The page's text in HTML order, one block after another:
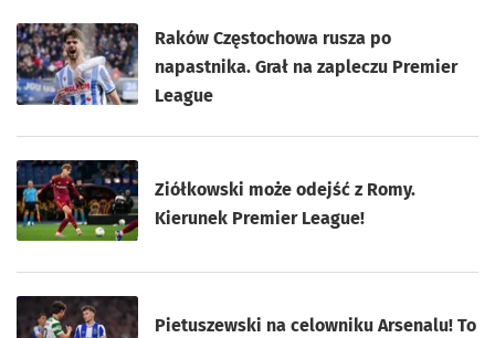
Raków Częstochowa rusza po
napastnika. Grał na zapleczu Premier
League
Ziółkowski może odejść z Romy.
Kierunek Premier League!
Pietuszewski na celowniku Arsenalu! To